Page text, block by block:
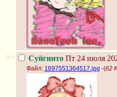
>> Суйгинто Пт 24 июля
Файл: 1697551364517.jpg -(62